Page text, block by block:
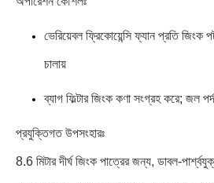
ভেরিয়েবল ফ্রিকোয়েন্সি ফ্যান প্রতি জিংক
চালায়
ব্যাগ ফিল্টার জিংক কণা সংগ্রহ করে; জল
প্রযুক্তিগত উপসংহারঃ
8.6 মিটার দীর্ঘ জিংক পাত্রের জন্য, ডাবল-